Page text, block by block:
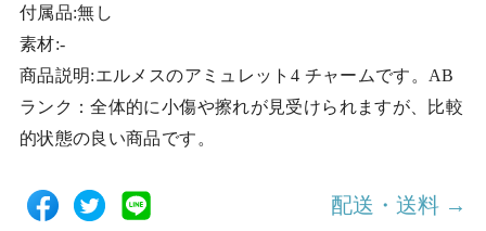
付属品:無し
素材:-
商品説明:エルメスのアミュレット4 チャームです。AB
ランク：全体的に小傷や擦れが見受けられますが、比較
的状態の良い商品です。
配送・送料 →